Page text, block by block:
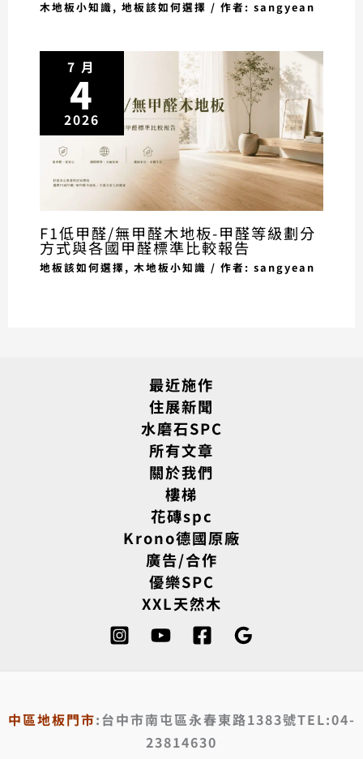
木地板小知識, 地板該如何選擇 / 作者: sangyean
7 月
4
2026
F1低甲醛/無甲醛木地板-甲醛等級劃分
方式與各國甲醛標準比較報告
地板該如何選擇, 木地板小知識 / 作者: sangyean
最近施作
住展新聞
水磨石SPC
所有文章
關於我們
樓梯
花磚spc
Krono德國原廠
廣告/合作
優樂SPC
XXL天然木
中區地板門市:台中市南屯區永春東路1383號TEL:04-
23814630